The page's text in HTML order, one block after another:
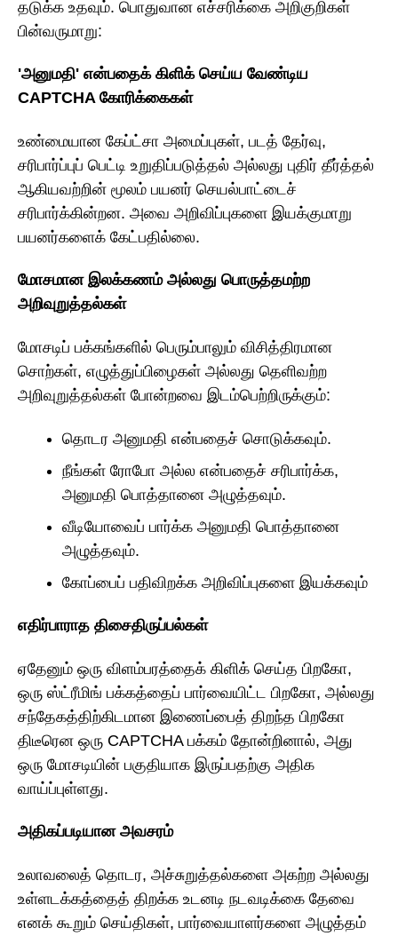
தடுக்க உதவும். பொதுவான எச்சரிக்கை அறிகுறிகள்
பின்வருமாறு:
'அனுமதி' என்பதைக் கிளிக் செய்ய வேண்டிய
CAPTCHA கோரிக்கைகள்
உண்மையான கேப்ட்சா அமைப்புகள், படத் தேர்வு,
சரிபார்ப்புப் பெட்டி உறுதிப்படுத்தல் அல்லது புதிர் தீர்த்தல்
ஆகியவற்றின் மூலம் பயனர் செயல்பாட்டைச்
சரிபார்க்கின்றன. அவை அறிவிப்புகளை இயக்குமாறு
பயனர்களைக் கேட்பதில்லை.
மோசமான இலக்கணம் அல்லது பொருத்தமற்ற
அறிவுறுத்தல்கள்
மோசடிப் பக்கங்களில் பெரும்பாலும் விசித்திரமான
சொற்கள், எழுத்துப்பிழைகள் அல்லது தெளிவற்ற
அறிவுறுத்தல்கள் போன்றவை இடம்பெற்றிருக்கும்:
தொடர அனுமதி என்பதைச் சொடுக்கவும்.
நீங்கள் ரோபோ அல்ல என்பதைச் சரிபார்க்க,
அனுமதி பொத்தானை அழுத்தவும்.
வீடியோவைப் பார்க்க அனுமதி பொத்தானை
அழுத்தவும்.
கோப்பைப் பதிவிறக்க அறிவிப்புகளை இயக்கவும்
எதிர்பாராத திசைதிருப்பல்கள்
ஏதேனும் ஒரு விளம்பரத்தைக் கிளிக் செய்த பிறகோ,
ஒரு ஸ்ட்ரீமிங் பக்கத்தைப் பார்வையிட்ட பிறகோ, அல்லது
சந்தேகத்திற்கிடமான இணைப்பைத் திறந்த பிறகோ
திடீரென ஒரு CAPTCHA பக்கம் தோன்றினால், அது
ஒரு மோசடியின் பகுதியாக இருப்பதற்கு அதிக
வாய்ப்புள்ளது.
அதிகப்படியான அவசரம்
உலாவலைத் தொடர, அச்சுறுத்தல்களை அகற்ற அல்லது
உள்ளடக்கத்தைத் திறக்க உடனடி நடவடிக்கை தேவை
எனக் கூறும் செய்திகள், பார்வையாளர்களை அழுத்தம்